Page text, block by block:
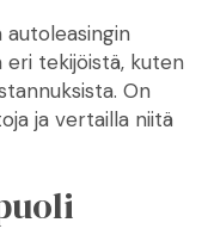
eri tekijöistä, kuten
On
ja vertailla niitä